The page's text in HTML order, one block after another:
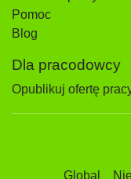
Pomoc
Blog
Dla pracodowcy
Opublikuj ofertę
Global